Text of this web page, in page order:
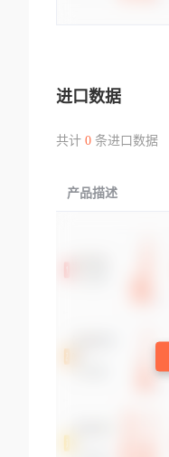
进口数据
共计 0条进口数据
产品描述